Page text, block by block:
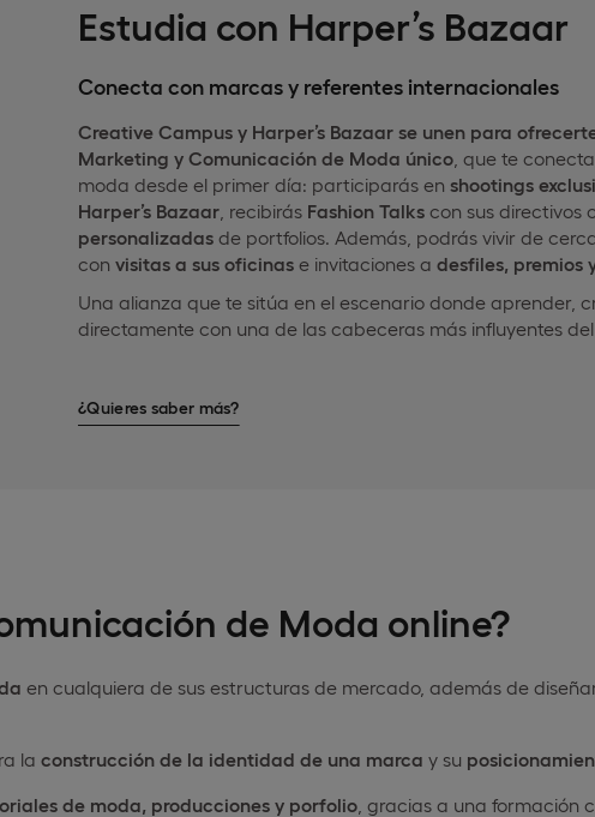
Estudia con Harper’s Bazaar
Conecta con marcas y referentes internacionales
Creative Campus y Harper’s Bazaar se unen para
Marketing y Comunicación de Moda único , que te
moda desde el primer día: participarás en shootings
Harper’s Bazaar , recibirás Fashion Talks con sus directivos
personalizadas de portfolios. Además, podrás vivir de
con visitas a sus oficinas e invitaciones a desfiles, premios
Una alianza que te sitúa en el escenario donde aprender,
directamente con una de las cabeceras más influyentes
¿Quieres saber más?
de Moda online?
en cualquiera de sus estructuras de mercado, además de
la construcción de la identidad de una marca y su
de moda, producciones y porfolio , gracias a una formación